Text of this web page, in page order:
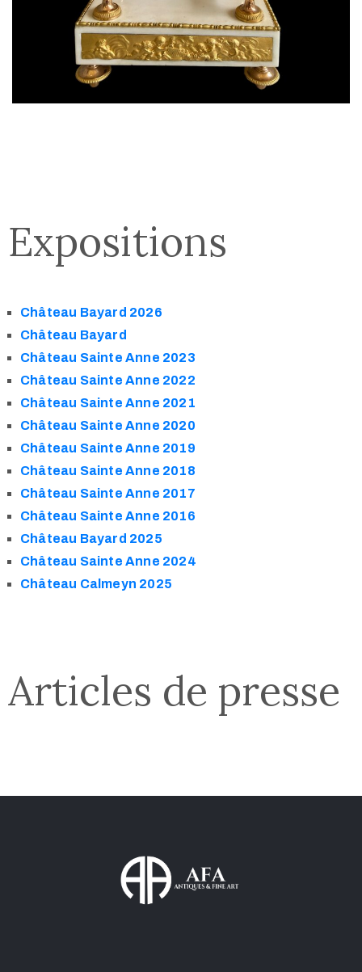
Expositions
Château Bayard 2026
Château Bayard
Château Sainte Anne 2023
Château Sainte Anne 2022
Château Sainte Anne 2021
Château Sainte Anne 2020
Château Sainte Anne 2019
Château Sainte Anne 2018
Château Sainte Anne 2017
Château Sainte Anne 2016
Château Bayard 2025
Château Sainte Anne 2024
Château Calmeyn 2025
Articles de presse